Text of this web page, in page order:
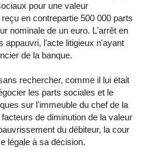
pour une valeur
en contrepartie 500 000 parts
nominale de un euro. L'arrêt en
appauvri, l'acte litigieux n'ayant
de la banque.
rechercher, comme il lui était
les parts sociales et le
sur l'immeuble du chef de la
de diminution de la valeur
du débiteur, la cour
légale à sa décision.